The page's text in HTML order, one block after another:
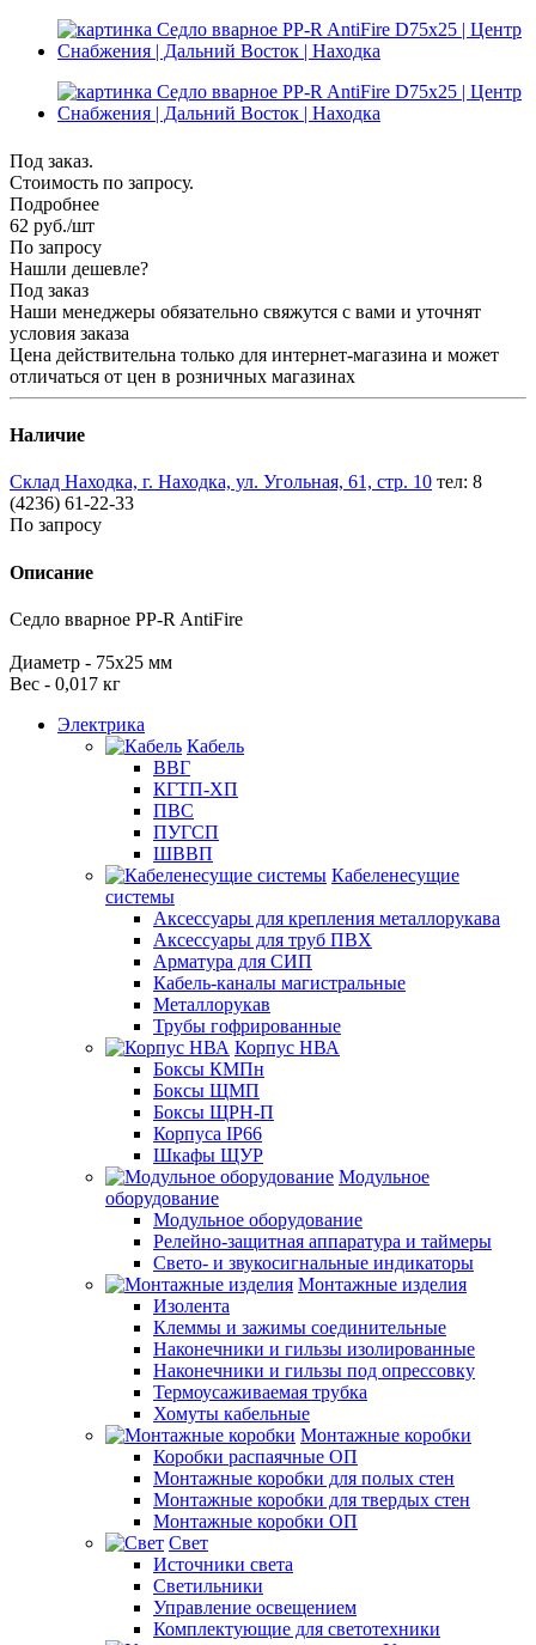
Под заказ.
Стоимость по запросу.
Подробнее
62 руб./шт
По запросу
Нашли дешевле?
Под заказ
Наши менеджеры обязательно свяжутся с вами и уточнят
условия заказа
Цена действительна только для интернет-магазина и может
отличаться от цен в розничных магазинах
Наличие
Склад Находка, г. Находка, ул. Угольная, 61, стр. 10 тел: 8
(4236) 61-22-33
По запросу
Описание
Седло вварное PP-R AntiFire
Диаметр - 75х25 мм
Вес - 0,017 кг
Электрика
Кабель
ВВГ
КГТП-ХП
ПВС
ПУГСП
ШВВП
Кабеленесущие
системы
Аксессуары для крепления металлорукава
Аксессуары для труб ПВХ
Арматура для СИП
Кабель-каналы магистральные
Металлорукав
Трубы гофрированные
Корпус НВА
Боксы КМПн
Боксы ЩМП
Боксы ЩРН-П
Корпуса IP66
Шкафы ЩУР
Модульное
оборудование
Модульное оборудование
Релейно-защитная аппаратура и таймеры
Свето- и звукосигнальные индикаторы
Монтажные изделия
Изолента
Клеммы и зажимы соединительные
Наконечники и гильзы изолированные
Наконечники и гильзы под опрессовку
Термоусаживаемая трубка
Хомуты кабельные
Монтажные коробки
Коробки распаячные ОП
Монтажные коробки для полых стен
Монтажные коробки для твердых стен
Монтажные коробки ОП
Свет
Источники света
Светильники
Управление освещением
Комплектующие для светотехники